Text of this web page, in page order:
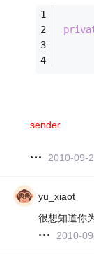
sender
2010-09-
yu_xiaot
很想知道你
2010-